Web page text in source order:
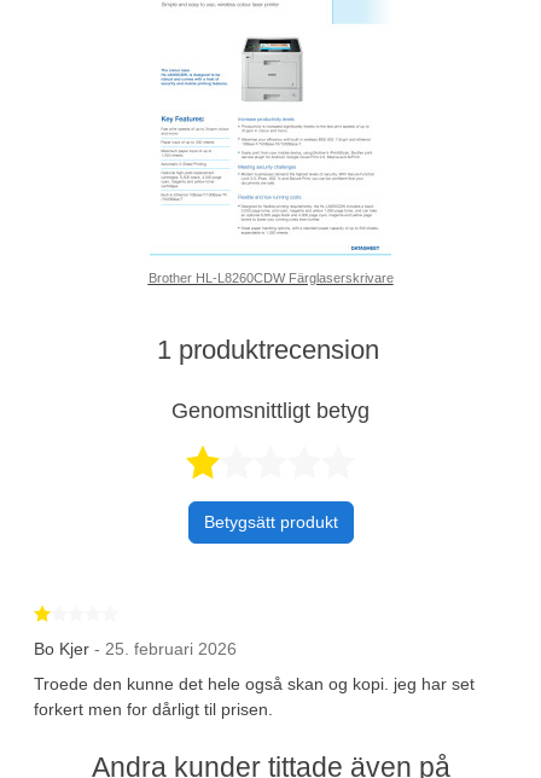
Brother HL-L8260CDW Färglaserskrivare
1 produktrecension
Genomsnittligt betyg
Betygsätt produkt
Bo Kjer - 25. februari 2026
Troede den kunne det hele også skan og kopi. jeg har set
forkert men for dårligt til prisen.
Andra kunder tittade även på